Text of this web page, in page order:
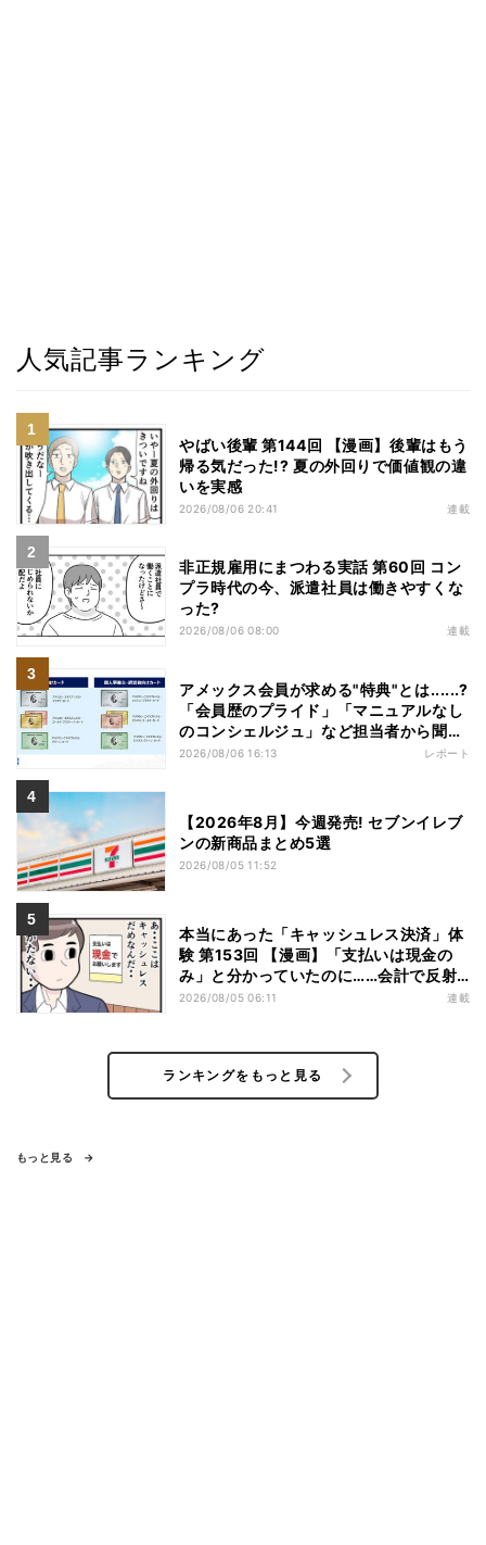
人気記事ランキング
やばい後輩 第144回 【漫画】後輩はもう
帰る気だった!? 夏の外回りで価値観の違
いを実感
2026/08/06 20:41 連載
非正規雇用にまつわる実話 第60回 コン
プラ時代の今、派遣社員は働きやすくな
った?
2026/08/06 08:00 連載
アメックス会員が求める"特典"とは......?
「会員歴のプライド」「マニュアルなし
のコンシェルジュ」など担当者から聞い
た"裏話"も
2026/08/06 16:13 レポート
【2026年8月】今週発売! セブンイレブ
ンの新商品まとめ5選
2026/08/05 11:52
本当にあった「キャッシュレス決済」体
験 第153回 【漫画】「支払いは現金の
み」と分かっていたのに……会計で反射
的に出してしまったものは
2026/08/05 06:11 連載
ランキングをもっと見る
もっと見る